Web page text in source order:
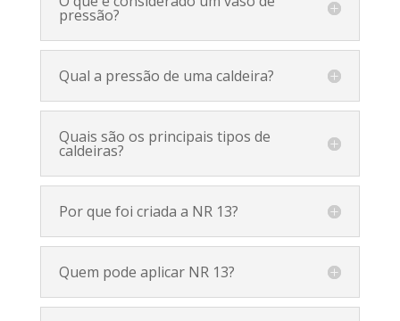
pressão?
Qual a pressão de uma caldeira?
Quais são os principais tipos de
caldeiras?
Por que foi criada a NR 13?
Quem pode aplicar NR 13?